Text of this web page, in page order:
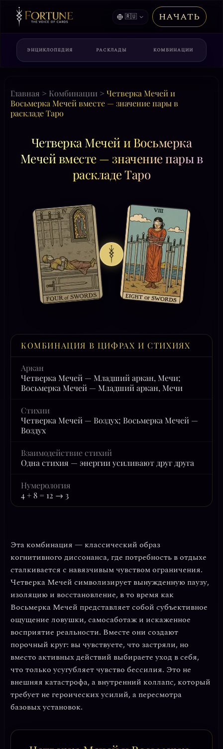
🇷🇺 НАЧАТЬ
ЭНЦИКЛОПЕДИЯ РАСКЛАДЫ КОМБИНАЦИИ
Главная > Комбинации > Четверка Мечей и
Восьмерка Мечей вместе — значение пары в
раскладе Таро
Четверка Мечей и Восьмерка
Мечей вместе — значение пары в
раскладе Таро
КОМБИНАЦИЯ В ЦИФРАХ И СТИХИЯХ
Аркан
Четверка Мечей — Младший аркан, Мечи;
Восьмерка Мечей — Младший аркан, Мечи
Стихии
Четверка Мечей — Воздух; Восьмерка Мечей —
Воздух
Взаимодействие стихий
Одна стихия — энергии усиливают друг друга
Нумерология
4 + 8 = 12 → 3
Эта комбинация — классический образ
когнитивного диссонанса, где потребность в отдыхе
сталкивается с навязчивым чувством ограничения.
Четверка Мечей символизирует вынужденную паузу,
изоляцию и восстановление, в то время как
Восьмерка Мечей представляет собой субъективное
ощущение ловушки, самосаботаж и искаженное
восприятие реальности. Вместе они создают
порочный круг: вы чувствуете, что застряли, но
вместо активных действий выбираете уход в себя,
что только усугубляет чувство бессилия. Это не
внешняя катастрофа, а внутренний коллапс, который
требует не героических усилий, а пересмотра
базовых установок.